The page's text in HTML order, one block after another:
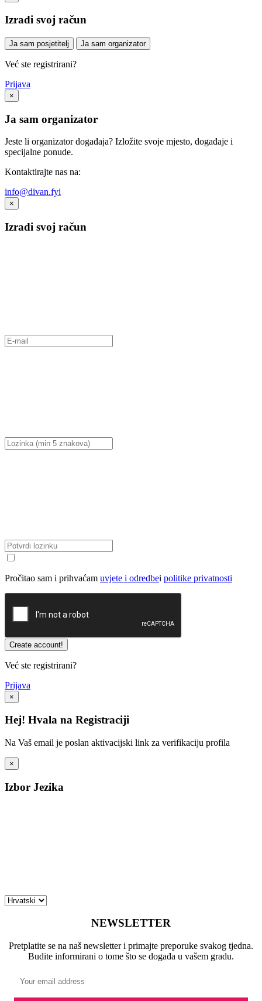
Izradi svoj račun
Ja sam posjetitelj Ja sam organizator
Već ste registrirani?
Prijava
×
Ja sam organizator
Jeste li organizator događaja? Izložite svoje mjesto, događaje i
specijalne ponude.
Kontaktirajte nas na:
info@divan.fyi
×
Izradi svoj račun
Pročitao sam i prihvaćam uvjete i odredbei politike privatnosti
Već ste registrirani?
Prijava
×
Hej! Hvala na Registraciji
Na Vaš email je poslan aktivacijski link za verifikaciju profila
×
Izbor Jezika
NEWSLETTER
Pretplatite se na naš newsletter i primajte preporuke svakog tjedna.
Budite informirani o tome što se događa u vašem gradu.